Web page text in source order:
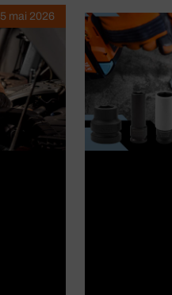
5 mai 2026